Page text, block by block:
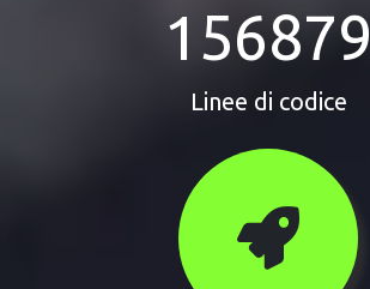
156879
Linee di codice